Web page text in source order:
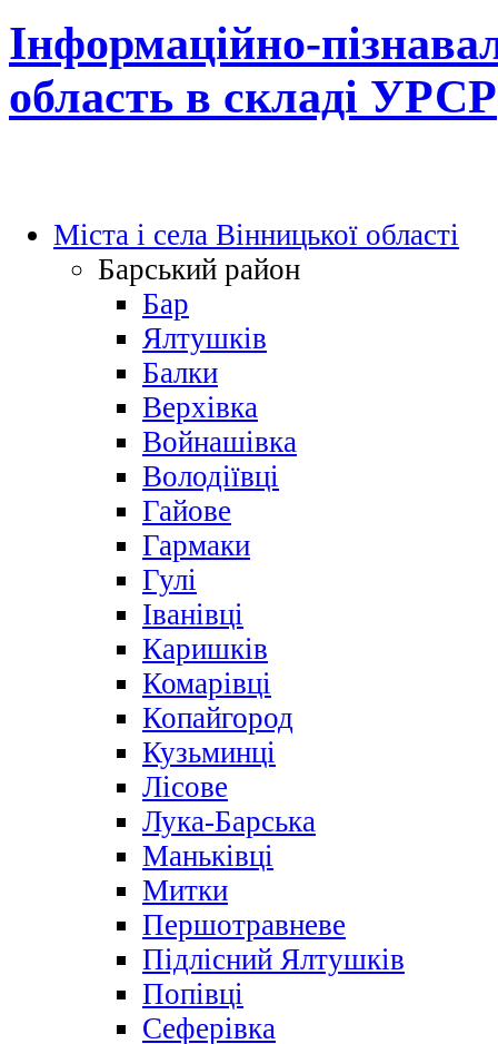
Інформаційно-
область в складі УРСР
Міста і села Вінницької області
Барський район
Бар
Ялтушків
Балки
Верхівка
Войнашівка
Володіївці
Гайове
Гармаки
Гулі
Іванівці
Каришків
Комарівці
Копайгород
Кузьминці
Лісове
Лука-Барська
Маньківці
Митки
Першотравневе
Підлісний Ялтушків
Попівці
Сеферівка